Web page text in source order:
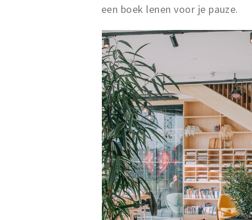
een boek lenen voor je pauze.